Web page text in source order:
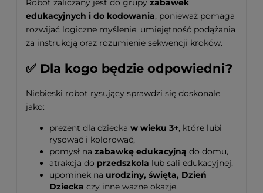
edukacyjnych i do kodowania, ponieważ pomaga
rozwijać logiczne myślenie, umiejętność podążania
za instrukcją oraz rozumienie sekwencji kroków.
✅ Dla kogo będzie odpowiedni?
Niebieski robot rysujący sprawdzi się doskonale
jako:
prezent dla dziecka w wieku 3+, które lubi
rysować i kolorować,
pomysł na zabawkę edukacyjną do domu,
atrakcja do przedszkola lub sali edukacyjnej,
upominek na urodziny, święta, Dzień
Dziecka czy inne ważne okazje.